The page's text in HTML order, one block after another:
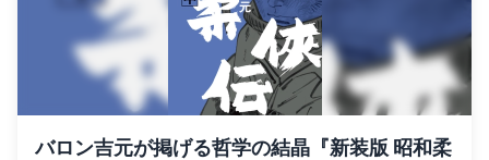
バロン吉元が掲げる哲学の結晶『新装版 昭和柔